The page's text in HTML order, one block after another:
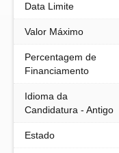
Data Limite
Valor Máximo
Percentagem de
Financiamento
Idioma da
Candidatura - Antigo
Estado